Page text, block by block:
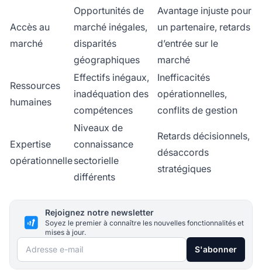
Accès au
marché
Opportunités de
marché inégales,
disparités
géographiques
Avantage injuste pour
un partenaire, retards
d’entrée sur le
marché
Ressources
humaines
Effectifs inégaux,
inadéquation des
compétences
Inefficacités
opérationnelles,
conflits de gestion
Expertise
opérationnelle
Niveaux de
connaissance
sectorielle
différents
Retards décisionnels,
désaccords
stratégiques
Rejoignez notre newsletter
Soyez le premier à connaître les nouvelles fonctionnalités et
mises à jour.
Adresse e-mail S'abonner